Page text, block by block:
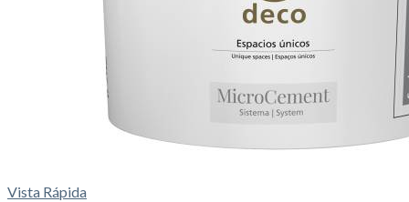
Vista Rápida